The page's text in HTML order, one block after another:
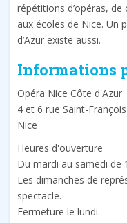
répétitions d’opéras,
aux écoles de Nice. Un
d’Azur existe aussi.
Informations
Opéra Nice Côte d'Azur
4 et 6 rue Saint-
Nice
Heures d'ouverture
Du mardi au samedi de
Les dimanches de
spectacle.
Fermeture le lundi.